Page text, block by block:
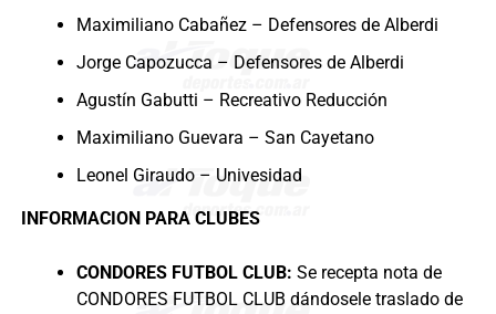
Maximiliano Cabañez – Defensores de Alberdi
Jorge Capozucca – Defensores de Alberdi
Agustín Gabutti – Recreativo Reducción
Maximiliano Guevara – San Cayetano
Leonel Giraudo – Univesidad
INFORMACION PARA CLUBES
CONDORES FUTBOL CLUB: Se recepta nota de
CONDORES FUTBOL CLUB dándosele traslado de